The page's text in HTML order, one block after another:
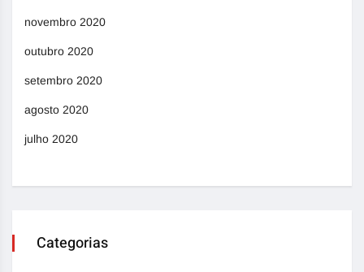
novembro 2020
outubro 2020
setembro 2020
agosto 2020
julho 2020
Categorias